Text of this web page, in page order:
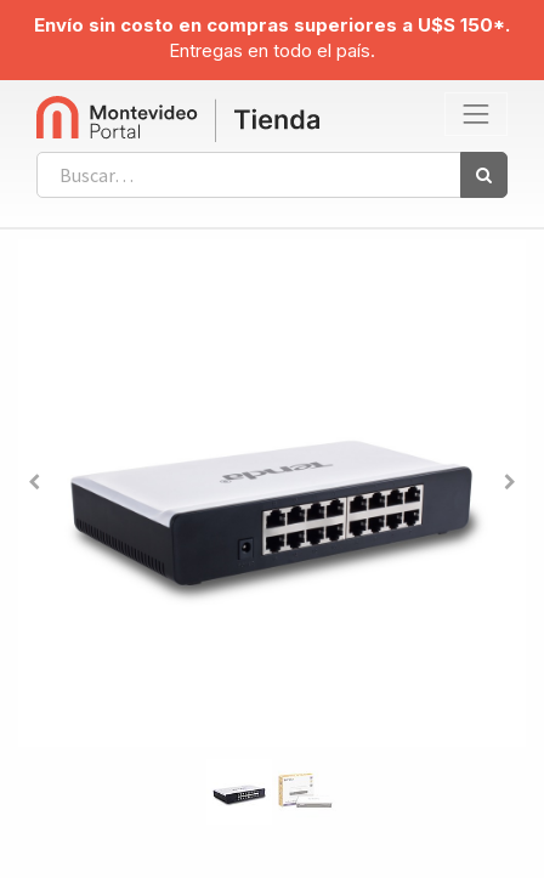
Envío sin costo en compras superiores a U$S 150*.
Entregas en todo el país.